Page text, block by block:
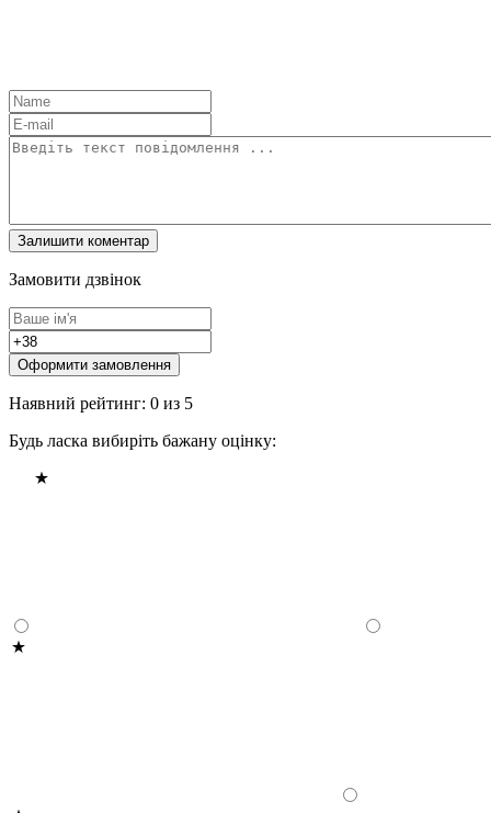
Замовити дзвінок
Оформити замовлення
Наявний рейтинг: 0 из 5
Будь ласка вибиріть бажану оцінку: